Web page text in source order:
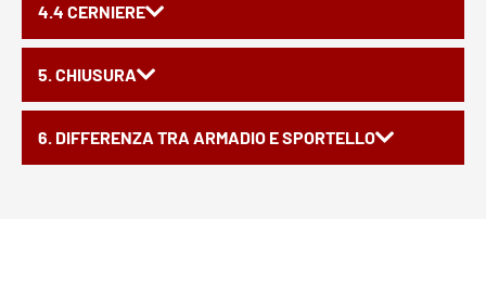
4.4 CERNIERE
5. CHIUSURA
6. DIFFERENZA TRA ARMADIO E SPORTELLO